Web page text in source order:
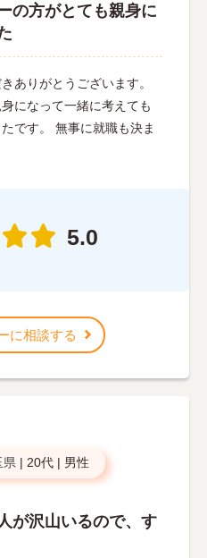
の方がとても親身に
ありがとうございます。
になって一緒に考えても
です。 無事に就職も決ま
5.0
に相談する
県 | 20代 | 男性
が沢山いるので、す